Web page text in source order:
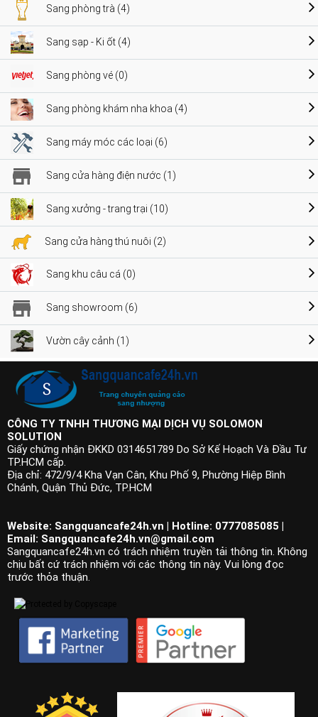
Sang phòng trà (4)
Sang sạp - Ki ốt (4)
Sang phòng vé (0)
Sang phòng khám nha khoa (4)
Sang máy móc các loại (6)
Sang cửa hàng điện nước (1)
Sang xưởng - trang trại (10)
Sang cửa hàng thú nuôi (2)
Sang khu câu cá (0)
Sang showroom (6)
Vườn cây cảnh (1)
CÔNG TY TNHH THƯƠNG MẠI DỊCH VỤ SOLOMON
SOLUTION
Giấy chứng nhận ĐKKD 0314651789 Do Sở Kế Hoạch Và Đầu Tư
TP.HCM cấp.
Địa chỉ: 472/9/4 Kha Vạn Cân, Khu Phố 9, Phường Hiệp Bình
Chánh, Quận Thủ Đức, TP.HCM
Website: Sangquancafe24h.vn | Hotline: 0777085085 |
Email: Sangquancafe24h.vn@gmail.com
Sangquancafe24h.vn có trách nhiệm truyền tải thông tin. Không
chịu bất cứ trách nhiệm với các thông tin này. Vui lòng đọc
trước thỏa thuận.